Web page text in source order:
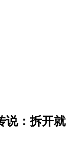
说：拆开就